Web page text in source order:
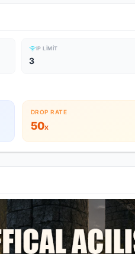
IP LIMIT
3
DROP RATE
50x